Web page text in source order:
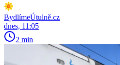
BydlímeÚtulně.cz
dnes, 11:05
2 min